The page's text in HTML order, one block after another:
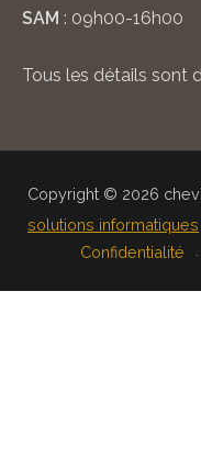
SAM : 09h00-16h00
Tous les détails sont
Copyright © 2026
solutions informatiques
Confidentialité